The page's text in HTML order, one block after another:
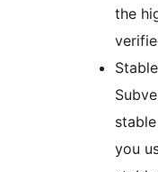
the
you